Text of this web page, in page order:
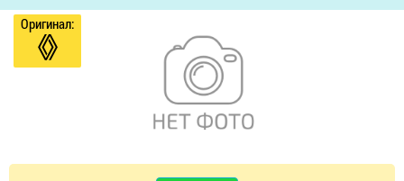
Оригинал: